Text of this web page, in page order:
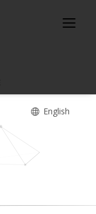
English